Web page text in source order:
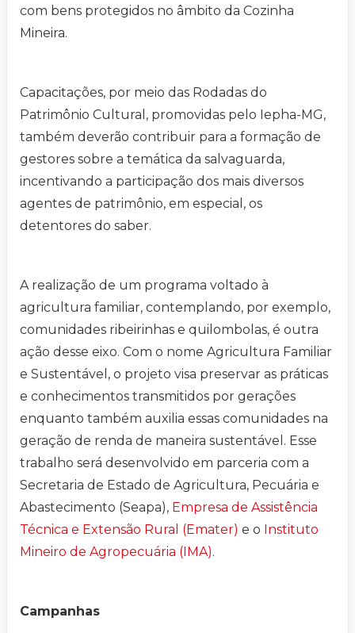
com bens protegidos no âmbito da Cozinha
Mineira.
Capacitações, por meio das Rodadas do
Patrimônio Cultural, promovidas pelo Iepha-MG,
também deverão contribuir para a formação de
gestores sobre a temática da salvaguarda,
incentivando a participação dos mais diversos
agentes de patrimônio, em especial, os
detentores do saber.
A realização de um programa voltado à
agricultura familiar, contemplando, por exemplo,
comunidades ribeirinhas e quilombolas, é outra
ação desse eixo. Com o nome Agricultura Familiar
e Sustentável, o projeto visa preservar as práticas
e conhecimentos transmitidos por gerações
enquanto também auxilia essas comunidades na
geração de renda de maneira sustentável. Esse
trabalho será desenvolvido em parceria com a
Secretaria de Estado de Agricultura, Pecuária e
Abastecimento (Seapa), Empresa de Assistência
Técnica e Extensão Rural (Emater) e o Instituto
Mineiro de Agropecuária (IMA).
Campanhas